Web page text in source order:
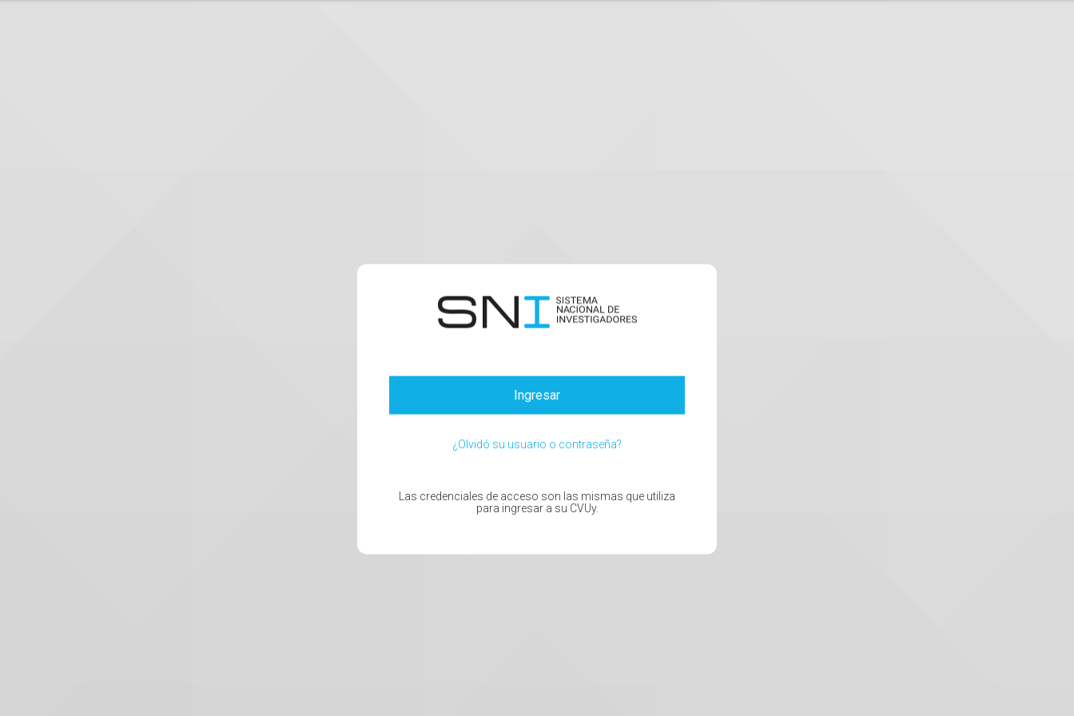
Ingresar
¿Olvidó su usuario o contraseña?
Las credenciales de acceso son las mismas que utiliza
para ingresar a su CVUy.